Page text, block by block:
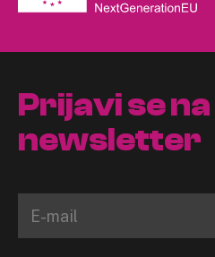
Prijavi se
newsletter